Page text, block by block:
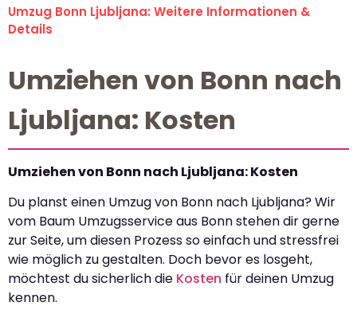
Umzug Bonn Ljubljana: Weitere Informationen &
Details
Umziehen von Bonn nach
Ljubljana: Kosten
Umziehen von Bonn nach Ljubljana: Kosten
Du planst einen Umzug von Bonn nach Ljubljana? Wir
vom Baum Umzugsservice aus Bonn stehen dir gerne
zur Seite, um diesen Prozess so einfach und stressfrei
wie möglich zu gestalten. Doch bevor es losgeht,
möchtest du sicherlich die Kosten für deinen Umzug
kennen.